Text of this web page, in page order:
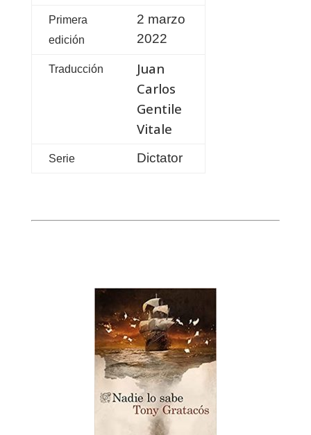
Primera
edición
2 marzo
2022
Traducción
Juan
Carlos
Gentile
Vitale
Serie Dictator